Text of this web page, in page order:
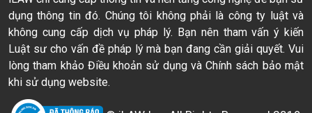
dụng thông tin đó. Chúng tôi không phải là công ty luật và
không cung cấp dịch vụ pháp lý. Bạn nên tham vấn ý kiến
Luật sư cho vấn đề pháp lý mà bạn đang cần giải quyết. Vui
lòng tham khảo Điều khoản sử dụng và Chính sách bảo mật
khi sử dụng website.